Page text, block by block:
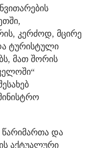
კერძოდ, მცირე
ტურისტული
მათ შორის
წარიმართა და
აქტუალური